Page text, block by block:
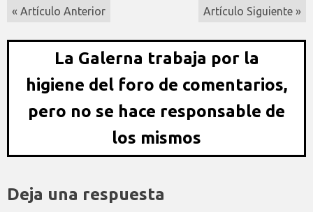
« Artículo Anterior Artículo Siguiente »
La Galerna trabaja por la
higiene del foro de comentarios,
pero no se hace responsable de
los mismos
Deja una respuesta